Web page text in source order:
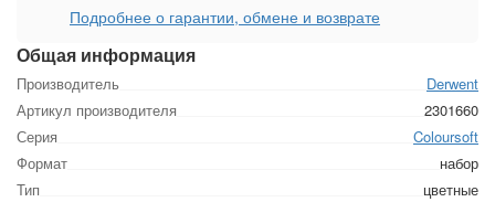
Общая информация
Производитель
Derwent
Артикул производителя
2301660
Серия
Coloursoft
Формат
набор
Тип
цветные
Подробнее о гарантии, обмене и возврате